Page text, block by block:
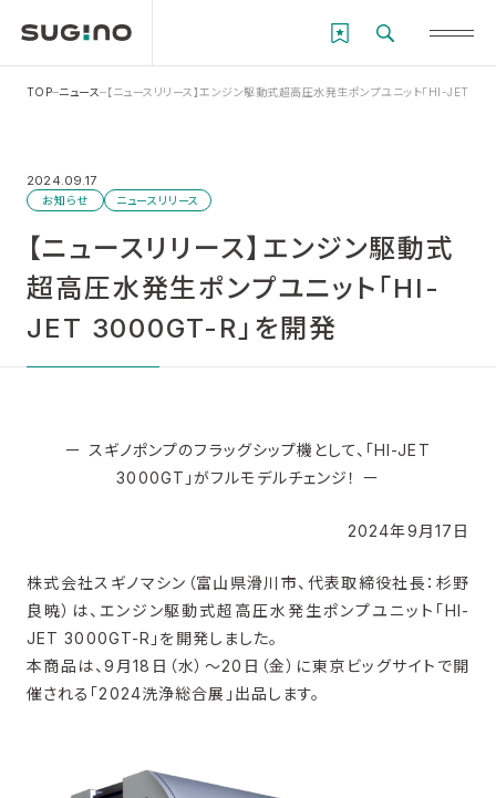
TOP ニュース 【ニュースリリース】エンジン駆動式超高圧水発生ポンプユニット「HI-JET
2024.09.17
お知らせ ニュースリリース
【ニュースリリース】エンジン駆動式
超高圧水発生ポンプユニット「HI-
JET 3000GT-R」を開発
ー スギノポンプのフラッグシップ機として、「HI-JET
3000GT」がフルモデルチェンジ！ ー
2024年9月17日
株式会社スギノマシン（富山県滑川市、代表取締役社長：杉野
良暁）は、エンジン駆動式超高圧水発生ポンプユニット「HI-
JET 3000GT-R」を開発しました。
本商品は、9月18日（水）～20日（金）に東京ビッグサイトで開
催される「2024洗浄総合展」出品します。